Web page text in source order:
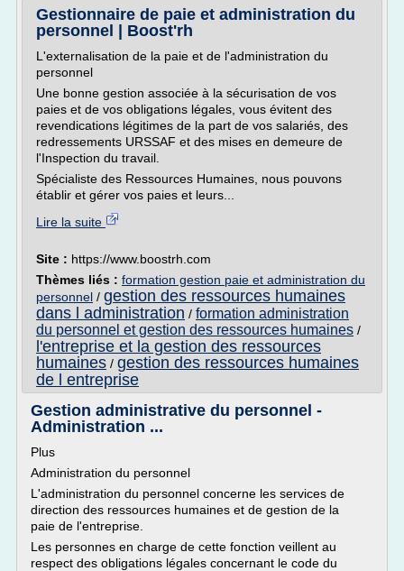
Gestionnaire de paie et administration du
personnel | Boost'rh
L'externalisation de la paie et de l'administration du
personnel
Une bonne gestion associée à la sécurisation de vos
paies et de vos obligations légales, vous évitent des
revendications légitimes de la part de vos salariés, des
redressements URSSAF et des mises en demeure de
l'Inspection du travail.
Spécialiste des Ressources Humaines, nous pouvons
établir et gérer vos paies et leurs...
Lire la suite
Site : https://www.boostrh.com
Thèmes liés : formation gestion paie et administration du
personnel / gestion des ressources humaines
dans l administration / formation administration
du personnel et gestion des ressources humaines /
l'entreprise et la gestion des ressources
humaines / gestion des ressources humaines
de l entreprise
Gestion administrative du personnel -
Administration ...
Plus
Administration du personnel
L'administration du personnel concerne les services de
direction des ressources humaines et de gestion de la
paie de l'entreprise.
Les personnes en charge de cette fonction veillent au
respect des obligations légales concernant le code du